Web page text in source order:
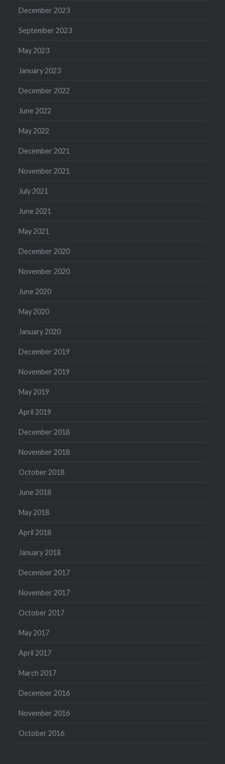
December 2023
September 2023
May 2023
January 2023
December 2022
June 2022
May 2022
December 2021
November 2021
July 2021
June 2021
May 2021
December 2020
November 2020
June 2020
May 2020
January 2020
December 2019
November 2019
May 2019
April 2019
December 2018
November 2018
October 2018
June 2018
May 2018
April 2018
January 2018
December 2017
November 2017
October 2017
May 2017
April 2017
March 2017
December 2016
November 2016
October 2016